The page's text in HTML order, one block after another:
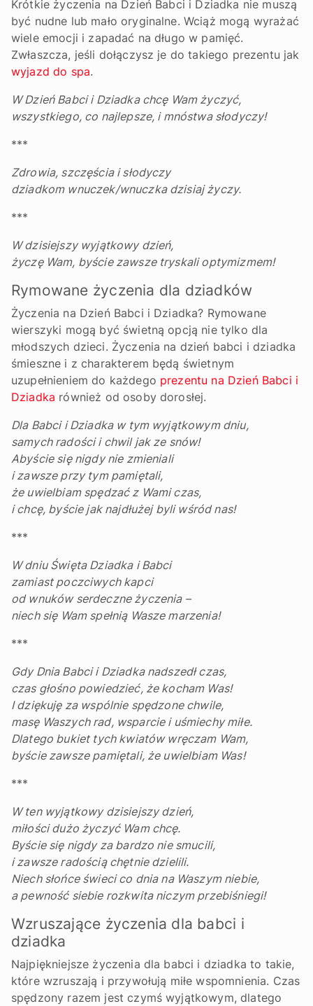
Krótkie życzenia na Dzień Babci i Dziadka nie muszą
być nudne lub mało oryginalne. Wciąż mogą wyrażać
wiele emocji i zapadać na długo w pamięć.
Zwłaszcza, jeśli dołączysz je do takiego prezentu jak
wyjazd do spa.
W Dzień Babci i Dziadka chcę Wam życzyć,
wszystkiego, co najlepsze, i mnóstwa słodyczy!
***
Zdrowia, szczęścia i słodyczy
dziadkom wnuczek/wnuczka dzisiaj życzy.
***
W dzisiejszy wyjątkowy dzień,
życzę Wam, byście zawsze tryskali optymizmem!
Rymowane życzenia dla dziadków
Życzenia na Dzień Babci i Dziadka? Rymowane
wierszyki mogą być świetną opcją nie tylko dla
młodszych dzieci. Życzenia na dzień babci i dziadka
śmieszne i z charakterem będą świetnym
uzupełnieniem do każdego prezentu na Dzień Babci i
Dziadka również od osoby dorosłej.
Dla Babci i Dziadka w tym wyjątkowym dniu,
samych radości i chwil jak ze snów!
Abyście się nigdy nie zmieniali
i zawsze przy tym pamiętali,
że uwielbiam spędzać z Wami czas,
i chcę, byście jak najdłużej byli wśród nas!
***
W dniu Święta Dziadka i Babci
zamiast poczciwych kapci
od wnuków serdeczne życzenia –
niech się Wam spełnią Wasze marzenia!
***
Gdy Dnia Babci i Dziadka nadszedł czas,
czas głośno powiedzieć, że kocham Was!
I dziękuję za wspólnie spędzone chwile,
masę Waszych rad, wsparcie i uśmiechy miłe.
Dlatego bukiet tych kwiatów wręczam Wam,
byście zawsze pamiętali, że uwielbiam Was!
***
W ten wyjątkowy dzisiejszy dzień,
miłości dużo życzyć Wam chcę.
Byście się nigdy za bardzo nie smucili,
i zawsze radością chętnie dzielili.
Niech słońce świeci co dnia na Waszym niebie,
a pewność siebie rozkwita niczym przebiśniegi!
Wzruszające życzenia dla babci i
dziadka
Najpiękniejsze życzenia dla babci i dziadka to takie,
które wzruszają i przywołują miłe wspomnienia. Czas
spędzony razem jest czymś wyjątkowym, dlatego